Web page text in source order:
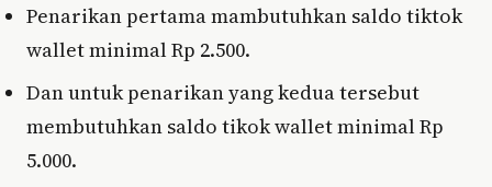
Penarikan pertama mambutuhkan saldo tiktok
wallet minimal Rp 2.500.
Dan untuk penarikan yang kedua tersebut
membutuhkan saldo tikok wallet minimal Rp
5.000.